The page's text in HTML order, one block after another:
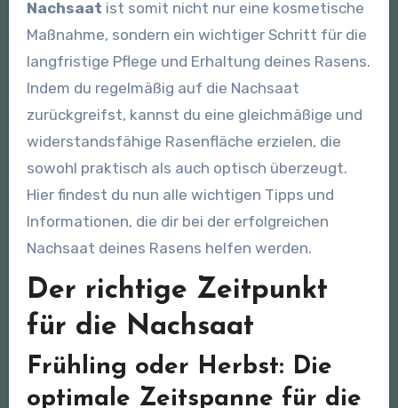
Nachsaat ist somit nicht nur eine kosmetische
Maßnahme, sondern ein wichtiger Schritt für die
langfristige Pflege und Erhaltung deines Rasens.
Indem du regelmäßig auf die Nachsaat
zurückgreifst, kannst du eine gleichmäßige und
widerstandsfähige Rasenfläche erzielen, die
sowohl praktisch als auch optisch überzeugt.
Hier findest du nun alle wichtigen Tipps und
Informationen, die dir bei der erfolgreichen
Nachsaat deines Rasens helfen werden.
Der richtige Zeitpunkt
für die Nachsaat
Frühling oder Herbst: Die
optimale Zeitspanne für die